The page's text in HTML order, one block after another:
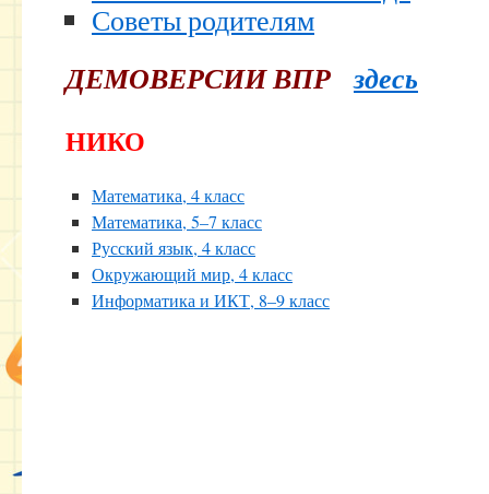
Советы родителям
ДЕМОВЕРСИИ ВПРздесь
НИКО
Математика, 4 класс
Математика, 5–7 класс
Русский язык, 4 класс
Окружающий мир, 4 класс
Информатика и ИКТ, 8–9 класс